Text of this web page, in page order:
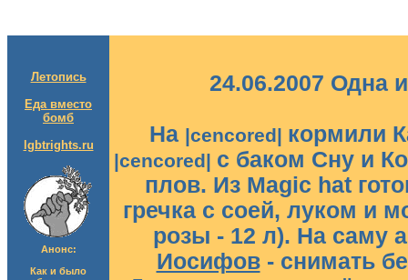
Летопись
Еда вместо
бомб
lgbtrights.ru
Анонс:
Как и было
24.06.2007 Одна
На |cencored| кормили
|cencored| с баком Сну и
плов. Из Magic hat
гречка с соей, луком и
розы - 12 л). На саму
Иосифов- снимать